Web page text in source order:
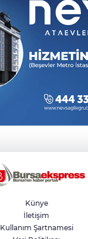
Künye
İletişim
Kullanım Şartnamesi